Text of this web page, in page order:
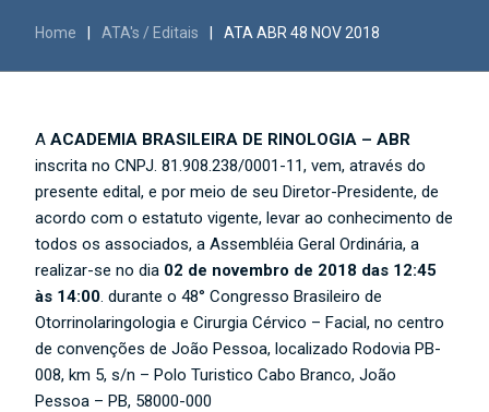
Home ATA's / Editais ATA ABR 48 NOV 2018
AACADEMIA BRASILEIRA DE RINOLOGIA – ABR
inscrita no CNPJ. 81.908.238/0001-11, vem, através do
presente edital, e por meio de seu Diretor-Presidente, de
acordo com o estatuto vigente, levar ao conhecimento de
todos os associados, a Assembléia Geral Ordinária, a
realizar-se no dia 02 de novembro de 2018 das 12:45
às 14:00. durante o 48° Congresso Brasileiro de
Otorrinolaringologia e Cirurgia Cérvico – Facial, no centro
de convenções de João Pessoa, localizado Rodovia PB-
008, km 5, s/n – Polo Turistico Cabo Branco, João
Pessoa – PB, 58000-000